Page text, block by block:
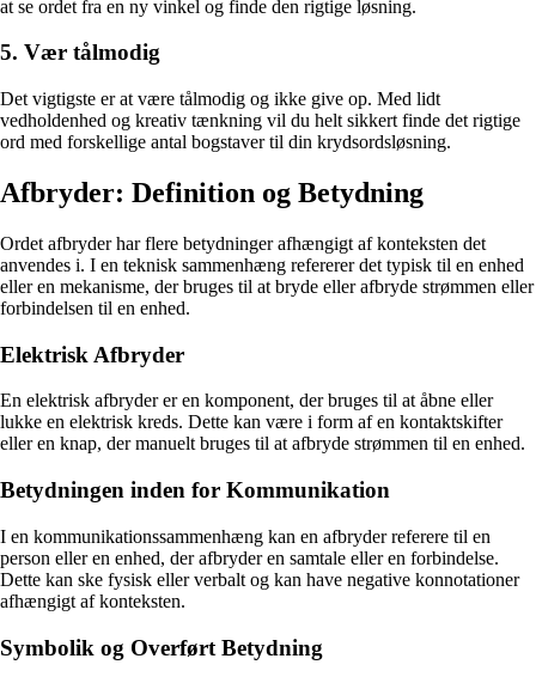
at se ordet fra en ny vinkel og finde den rigtige løsning.
5. Vær tålmodig
Det vigtigste er at være tålmodig og ikke give op. Med lidt
vedholdenhed og kreativ tænkning vil du helt sikkert finde det rigtige
ord med forskellige antal bogstaver til din krydsordsløsning.
Afbryder: Definition og Betydning
Ordet afbryder har flere betydninger afhængigt af konteksten det
anvendes i. I en teknisk sammenhæng refererer det typisk til en enhed
eller en mekanisme, der bruges til at bryde eller afbryde strømmen eller
forbindelsen til en enhed.
Elektrisk Afbryder
En elektrisk afbryder er en komponent, der bruges til at åbne eller
lukke en elektrisk kreds. Dette kan være i form af en kontaktskifter
eller en knap, der manuelt bruges til at afbryde strømmen til en enhed.
Betydningen inden for Kommunikation
I en kommunikationssammenhæng kan en afbryder referere til en
person eller en enhed, der afbryder en samtale eller en forbindelse.
Dette kan ske fysisk eller verbalt og kan have negative konnotationer
afhængigt af konteksten.
Symbolik og Overført Betydning